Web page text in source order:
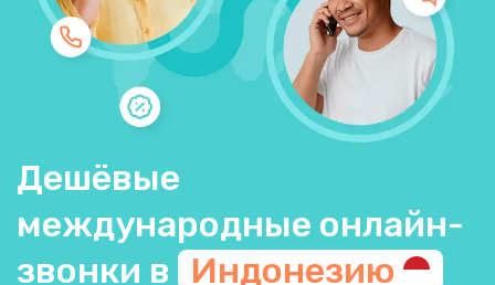
Дешёвые
международные онлайн-
звонки в
Индонезию